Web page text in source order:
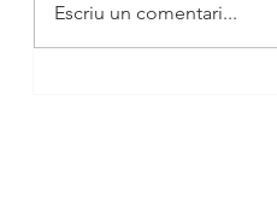
Escriu un comentari...